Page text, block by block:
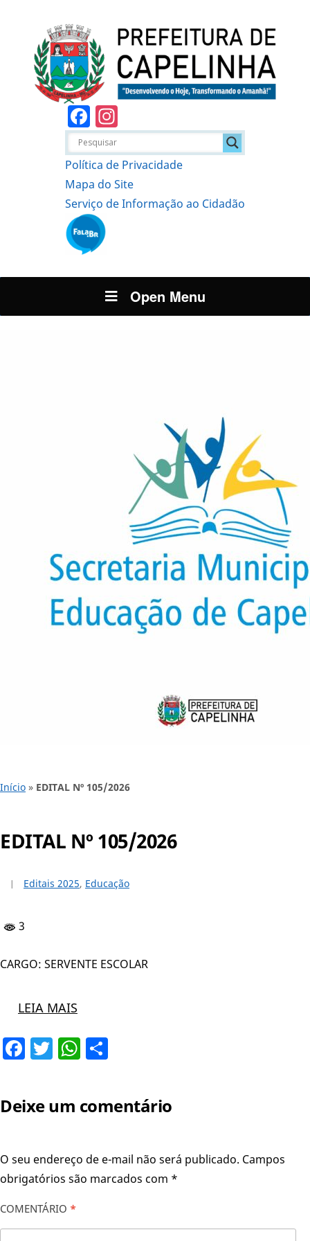
Facebook
Política de Privacidade
Mapa do Site
Serviço de Informação ao Cidadão
Open Menu
Início » EDITAL Nº 105/2026
EDITAL Nº 105/2026
Editais 2025, Educação
3
CARGO: SERVENTE ESCOLAR
LEIA MAIS
Facebook
TwitterWhatsApp
Deixe um comentário
O seu endereço de e-mail não será publicado. Campos
obrigatórios são marcados com *
COMENTÁRIO *